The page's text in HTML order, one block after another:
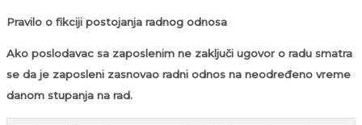
Pravilo o fikciji postojanja radnog odnosa
Ako poslodavac sa zaposlenim ne zaključi ugovor o radu smatra
se da je zaposleni zasnovao radni odnos na neodređeno vreme
danom stupanja na rad.